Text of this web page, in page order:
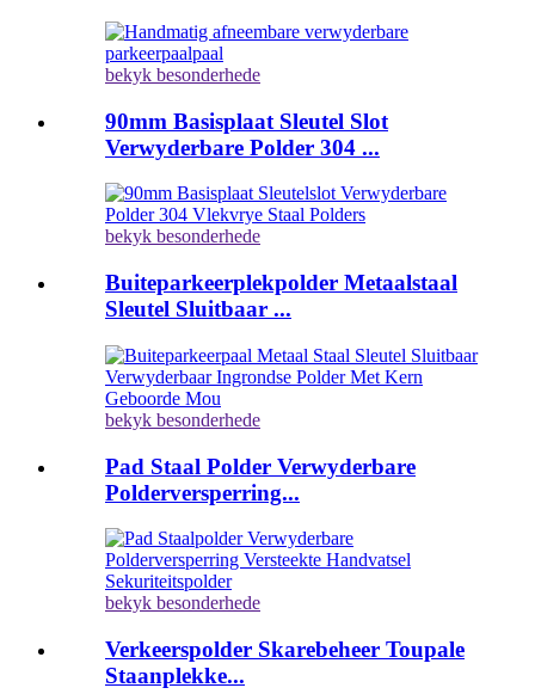
bekyk besonderhede
90mm Basisplaat Sleutel Slot
Verwyderbare Polder 304 ...
bekyk besonderhede
Buiteparkeerplekpolder Metaalstaal
Sleutel Sluitbaar ...
bekyk besonderhede
Pad Staal Polder Verwyderbare
Polderversperring...
bekyk besonderhede
Verkeerspolder Skarebeheer Toupale
Staanplekke...